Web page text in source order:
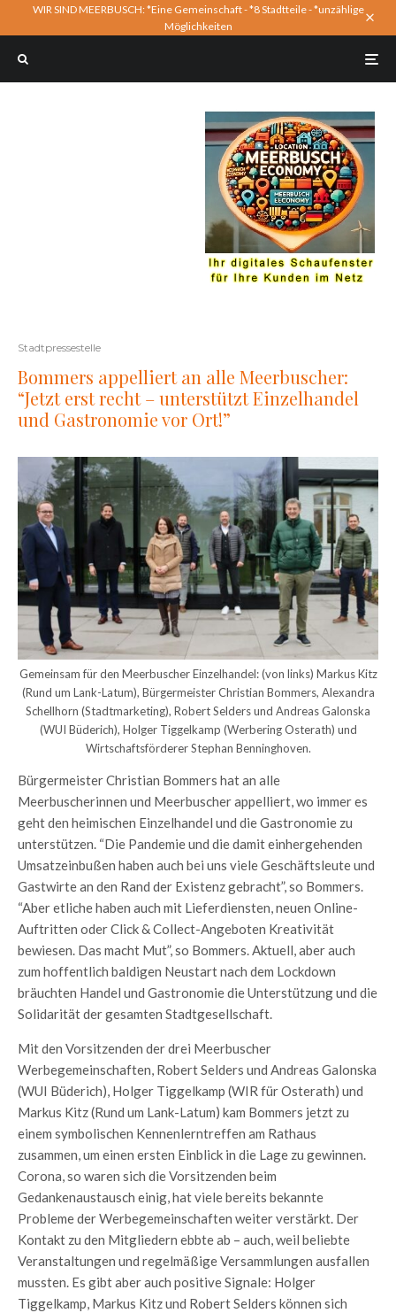
WIR SIND MEERBUSCH: *Eine Gemeinschaft - *8 Stadtteile - *unzählige
Möglichkeiten
Stadtpressestelle
Bommers appelliert an alle Meerbuscher:
“Jetzt erst recht – unterstützt Einzelhandel
und Gastronomie vor Ort!”
Gemeinsam für den Meerbuscher Einzelhandel: (von links) Markus Kitz
(Rund um Lank-Latum), Bürgermeister Christian Bommers, Alexandra
Schellhorn (Stadtmarketing), Robert Selders und Andreas Galonska
(WUI Büderich), Holger Tiggelkamp (Werbering Osterath) und
Wirtschaftsförderer Stephan Benninghoven.
Bürgermeister Christian Bommers hat an alle
Meerbuscherinnen und Meerbuscher appelliert, wo immer es
geht den heimischen Einzelhandel und die Gastronomie zu
unterstützen. “Die Pandemie und die damit einhergehenden
Umsatzeinbußen haben auch bei uns viele Geschäftsleute und
Gastwirte an den Rand der Existenz gebracht”, so Bommers.
“Aber etliche haben auch mit Lieferdiensten, neuen Online-
Auftritten oder Click & Collect-Angeboten Kreativität
bewiesen. Das macht Mut”, so Bommers. Aktuell, aber auch
zum hoffentlich baldigen Neustart nach dem Lockdown
bräuchten Handel und Gastronomie die Unterstützung und die
Solidarität der gesamten Stadtgesellschaft.
Mit den Vorsitzenden der drei Meerbuscher
Werbegemeinschaften, Robert Selders und Andreas Galonska
(WUI Büderich), Holger Tiggelkamp (WIR für Osterath) und
Markus Kitz (Rund um Lank-Latum) kam Bommers jetzt zu
einem symbolischen Kennenlerntreffen am Rathaus
zusammen, um einen ersten Einblick in die Lage zu gewinnen.
Corona, so waren sich die Vorsitzenden beim
Gedankenaustausch einig, hat viele bereits bekannte
Probleme der Werbegemeinschaften weiter verstärkt. Der
Kontakt zu den Mitgliedern ebbte ab – auch, weil beliebte
Veranstaltungen und regelmäßige Versammlungen ausfallen
mussten. Es gibt aber auch positive Signale: Holger
Tiggelkamp, Markus Kitz und Robert Selders können sich